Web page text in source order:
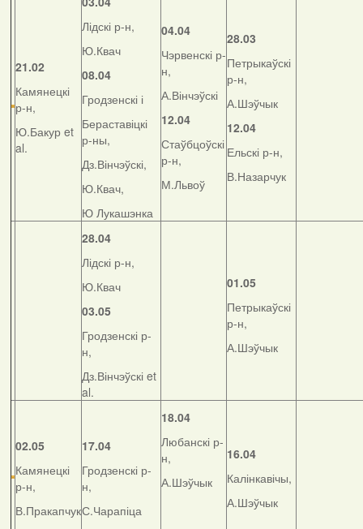
21.02
Камянецкі
р-н,
Ю.Бакур et
al.
Лідскі р-н,
Ю.Квач
08.04
Гродзенскі і
Бераставіцкі
р-ны,
Дз.Вінчэўскі,
Ю.Квач,
Ю Лукашэнка
04.04
Чэрвенскі р-
н,
А.Вінчэўскі
12.04
Стаўбцоўскі
р-н,
М.Львоў
28.03
Петрыкаўскі
р-н,
А.Шэўчык
12.04
Ельскі р-н,
В.Назарчук
28.04
Лідскі р-н,
Ю.Квач
03.05
Гродзенскі р-
н,
Дз.Вінчэўскі et
al.
01.05
Петрыкаўскі
р-н,
А.Шэўчык
02.05
Камянецкі
р-н,
В.Пракапчук
17.04
Гродзенскі р-
н,
С.Чарапіца
18.04
Любанскі р-
н,
А.Шэўчык
16.04
Калінкавічы,
А.Шэўчык